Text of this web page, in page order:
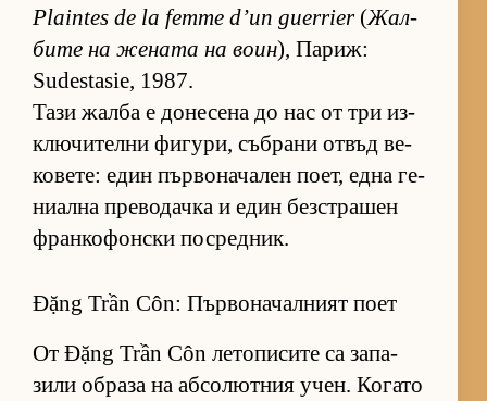
Plaintes de la femme d’un guerrier(Жал­
бите на же­ната на воин), Па­риж:
Sudestasie, 1987.
Тази жалба е до­не­сена до нас от три из­
к­лю­чи­телни фи­гу­ри, съб­рани от­въд ве­
ко­ве­те: един пър­во­на­ча­лен по­ет, една ге­
ни­ална пре­во­дачка и един без­стра­шен
фран­ко­фон­ски пос­ред­ник.
Đặng Trần Côn: Първоначалният поет
От Đặng Trần Côn ле­то­пи­сите са за­па­
зили об­раза на аб­со­лют­ния учен. Ко­гато